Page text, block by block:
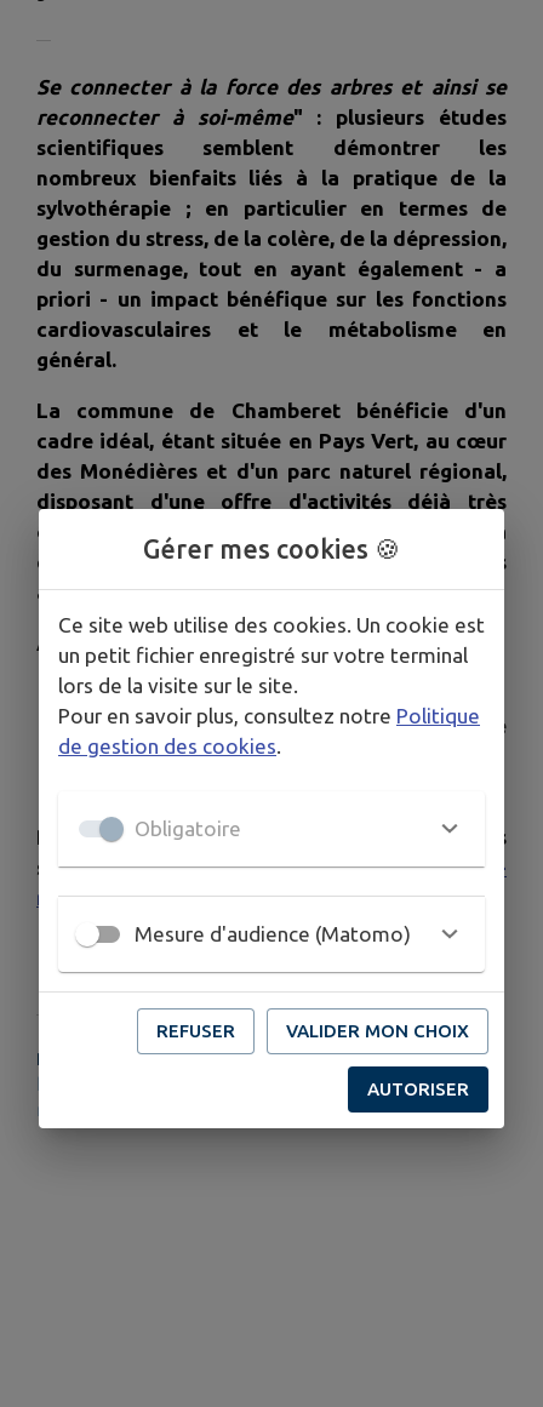
Se connecter à la force des arbres et ainsi se
reconnecter à soi-même" : plusieurs études
scientifiques semblent démontrer les
nombreux bienfaits liés à la pratique de la
sylvothérapie ; en particulier en termes de
gestion du stress, de la colère, de la dépression,
du surmenage, tout en ayant également - a
priori - un impact bénéfique sur les fonctions
cardiovasculaires et le métabolisme en
général.
La commune de Chamberet bénéficie d'un
cadre idéal, étant située en Pays Vert, au cœur
des Monédières et d'un parc naturel régional,
disposant d'une offre d'activités déjà très
orientée "nature" et d'un site dédié à la
découverte de cette nature, et notamment des
arbres.
Avec le soutien de :
La région Nouvelle Aquitaine
Les Fonds européen agricole pour le
développement rural
Retrouvez nos activités
sur :https://www.chamberet-sports-
nature.com/
PLUS D'INFORMATIONS
nature.com/forestorium/
Gérer mes cookies 🍪
Ce site web utilise des cookies. Un cookie est
un petit fichier enregistré sur votre terminal
lors de la visite sur le site.
Pour en savoir plus, consultez notre Politique
de gestion des cookies
Obligatoire
Mesure d'audience (Matomo)
REFUSER VALIDER MON CHOIX
AUTORISER